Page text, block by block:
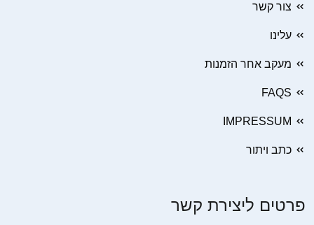
צור קשר
עלינו
מעקב אחר הזמנות
FAQS
IMPRESSUM
כתב ויתור
פרטים ליצירת קשר